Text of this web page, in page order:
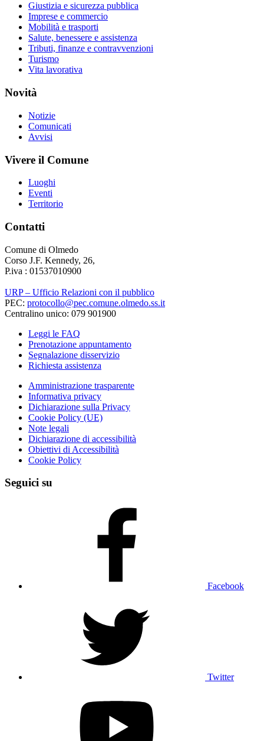
Giustizia e sicurezza pubblica
Imprese e commercio
Mobilità e trasporti
Salute, benessere e assistenza
Tributi, finanze e contravvenzioni
Turismo
Vita lavorativa
Novità
Notizie
Comunicati
Avvisi
Vivere il Comune
Luoghi
Eventi
Territorio
Contatti
Comune di Olmedo
Corso J.F. Kennedy, 26,
P.iva : 01537010900
URP – Ufficio Relazioni con il pubblico
PEC: protocollo@pec.comune.olmedo.ss.it
Centralino unico: 079 901900
Leggi le FAQ
Prenotazione appuntamento
Segnalazione disservizio
Richiesta assistenza
Amministrazione trasparente
Informativa privacy
Dichiarazione sulla Privacy
Cookie Policy (UE)
Note legali
Dichiarazione di accessibilità
Obiettivi di Accessibilità
Cookie Policy
Seguici su
Facebook
Twitter